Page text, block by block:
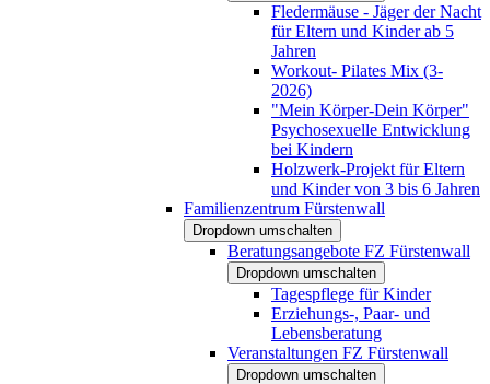
Fledermäuse - Jäger der Nacht
für Eltern und Kinder ab 5
Jahren
Workout- Pilates Mix (3-
2026)
"Mein Körper-Dein Körper"
Psychosexuelle Entwicklung
bei Kindern
Holzwerk-Projekt für Eltern
und Kinder von 3 bis 6 Jahren
Familienzentrum Fürstenwall
Dropdown umschalten
Beratungsangebote FZ Fürstenwall
Dropdown umschalten
Tagespflege für Kinder
Erziehungs-, Paar- und
Lebensberatung
Veranstaltungen FZ Fürstenwall
Dropdown umschalten